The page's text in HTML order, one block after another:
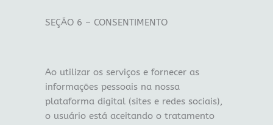
SEÇÃO 6 – CONSENTIMENTO
Ao utilizar os serviços e fornecer as
informações pessoais na nossa
plataforma digital (sites e redes sociais),
o usuário está aceitando o tratamento